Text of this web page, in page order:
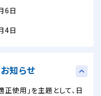
6日
4日
知らせ
正使用」を主題として、日